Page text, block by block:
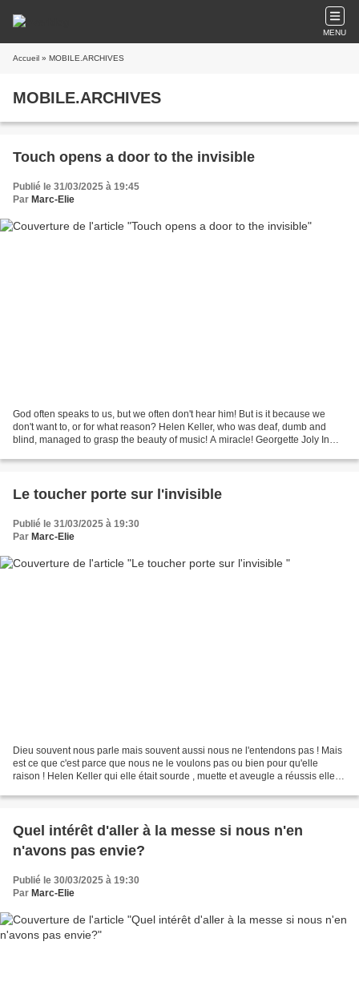
MENU
Accueil » MOBILE.ARCHIVES
MOBILE.ARCHIVES
Touch opens a door to the invisible
Publié le 31/03/2025 à 19:45
Par Marc-Elie
God often speaks to us, but we often don't hear him! But is it because we
don't want to, or for what reason? Helen Keller, who was deaf, dumb and
blind, managed to grasp the beauty of music! A miracle! Georgette Joly In
Le toucher porte sur l'invisible
Publié le 31/03/2025 à 19:30
Par Marc-Elie
Dieu souvent nous parle mais souvent aussi nous ne l'entendons pas ! Mais
est ce que c'est parce que nous ne le voulons pas ou bien pour qu'elle
raison ! Helen Keller qui elle était sourde , muette et aveugle a réussis elle à
Quel intérêt d'aller à la messe si nous n'en
n'avons pas envie?
Publié le 30/03/2025 à 19:30
Par Marc-Elie